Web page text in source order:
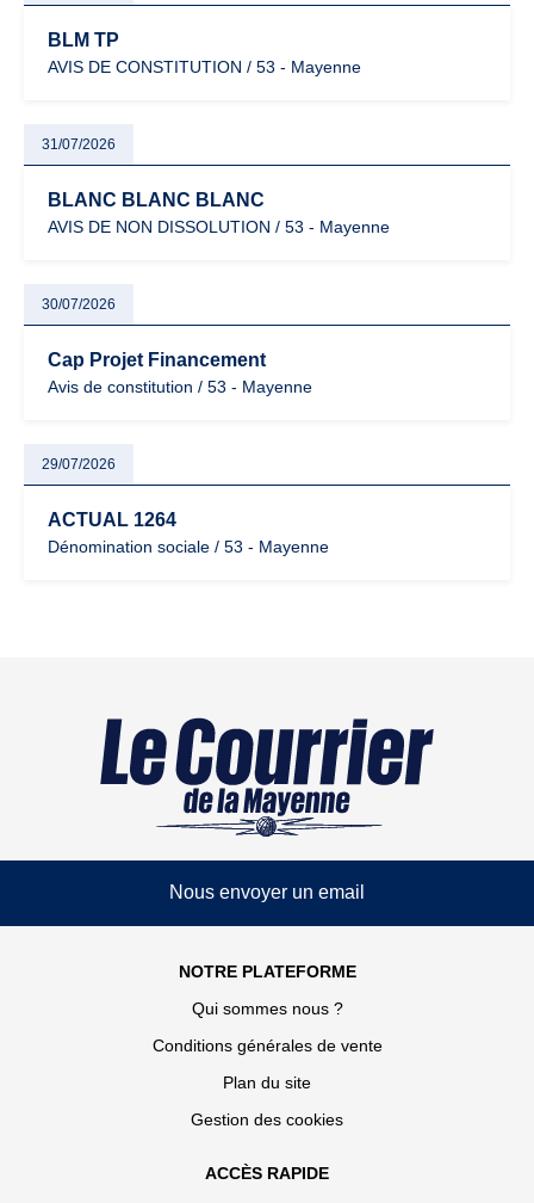
BLM TP
AVIS DE CONSTITUTION / 53 - Mayenne
31/07/2026
BLANC BLANC BLANC
AVIS DE NON DISSOLUTION / 53 - Mayenne
30/07/2026
Cap Projet Financement
Avis de constitution / 53 - Mayenne
29/07/2026
ACTUAL 1264
Dénomination sociale / 53 - Mayenne
Nous envoyer un email
NOTRE PLATEFORME
Qui sommes nous ?
Conditions générales de vente
Plan du site
Gestion des cookies
ACCÈS RAPIDE